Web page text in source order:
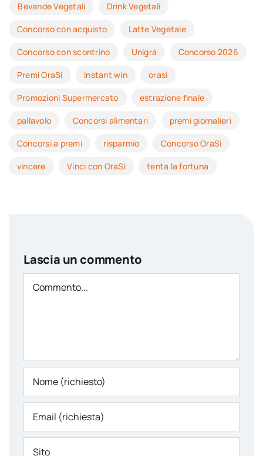
Bevande Vegetali Drink Vegetali
Concorso con acquisto Latte Vegetale
Concorso con scontrino Unigrà Concorso 2026
Premi OraSì instant win orasì
Promozioni Supermercato estrazione finale
pallavolo Concorsi alimentari premi giornalieri
Concorsi a premi risparmio Concorso OraSì
vincere Vinci con OraSì tenta la fortuna
Lascia un commento
Comment